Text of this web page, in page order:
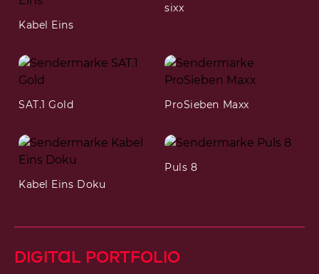
Kabel Eins
sixx
SAT.1 Gold ProSieben Maxx
Kabel Eins Doku
Puls 8
DIgital Portfolio